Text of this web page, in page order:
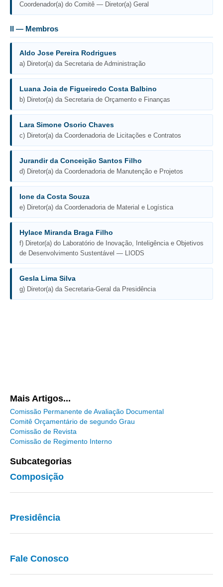
Coordenador(a) do Comitê — Diretor(a) Geral
II — Membros
Aldo Jose Pereira Rodrigues
a) Diretor(a) da Secretaria de Administração
Luana Joia de Figueiredo Costa Balbino
b) Diretor(a) da Secretaria de Orçamento e Finanças
Lara Simone Osorio Chaves
c) Diretor(a) da Coordenadoria de Licitações e Contratos
Jurandir da Conceição Santos Filho
d) Diretor(a) da Coordenadoria de Manutenção e Projetos
Ione da Costa Souza
e) Diretor(a) da Coordenadoria de Material e Logística
Hylace Miranda Braga Filho
f) Diretor(a) do Laboratório de Inovação, Inteligência e Objetivos
de Desenvolvimento Sustentável — LIODS
Gesla Lima Silva
g) Diretor(a) da Secretaria-Geral da Presidência
Mais Artigos...
Comissão Permanente de Avaliação Documental
Comitê Orçamentário de segundo Grau
Comissão de Revista
Comissão de Regimento Interno
Subcategorias
Composição
Presidência
Fale Conosco